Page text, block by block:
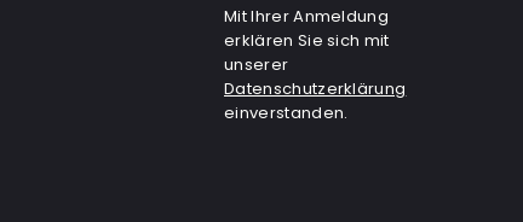
Mit Ihrer Anmeldung
erklären Sie sich mit
unserer
Datenschutzerklärung
einverstanden.